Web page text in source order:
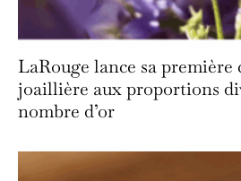
LaRouge lance sa
joaillière aux proportions
nombre d’or